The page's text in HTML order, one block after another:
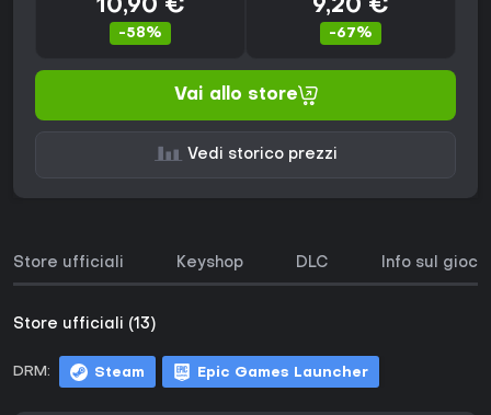
10,90 €
-58%
9,20 €
-67%
Vai allo store
Vedi storico prezzi
Store ufficiali Keyshop DLC Info sul gioco
Store ufficiali (13)
DRM: Steam Epic Games Launcher